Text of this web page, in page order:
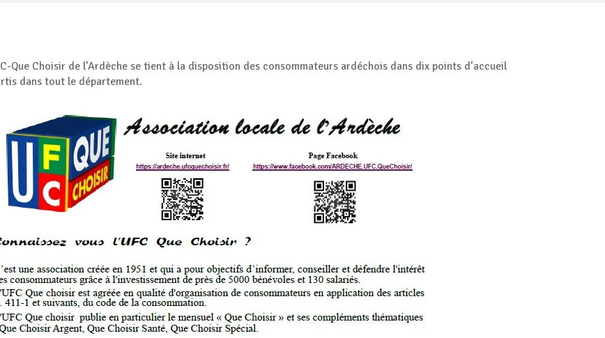
Que Choisir de l’Ardèche se tient à la disposition des consommateurs ardéchois dans dix points d’accueil
dans tout le département.